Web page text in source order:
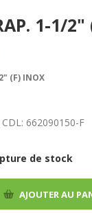
1-1/2"
(F) INOX
662090150-F
de stock